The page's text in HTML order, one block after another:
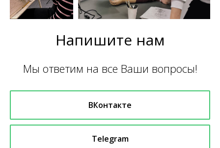
Напишите нам
Мы ответим на все Ваши вопросы!
ВКонтакте
Telegram